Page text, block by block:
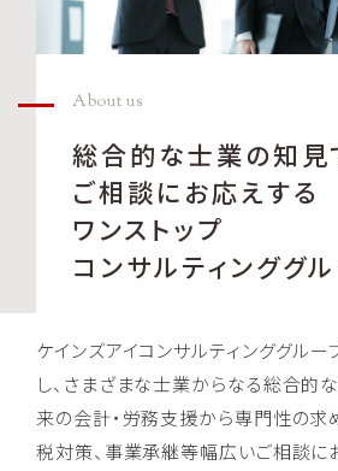
About us
総合的な士業の知見
ご相談にお応えする
ワンストップ
コンサルティンググ
ケインズアイコンサルティンググル
し、さまざまな士業からなる総合的
来の会計・労務支援から専門性の求
税対策、事業承継等幅広いご相談に